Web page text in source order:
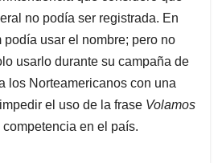
no podía ser registrada. En
usar el nombre; pero no
usarlo durante su campaña de
los Norteamericanos con una
el uso de la frase Volamos
competencia en el país.